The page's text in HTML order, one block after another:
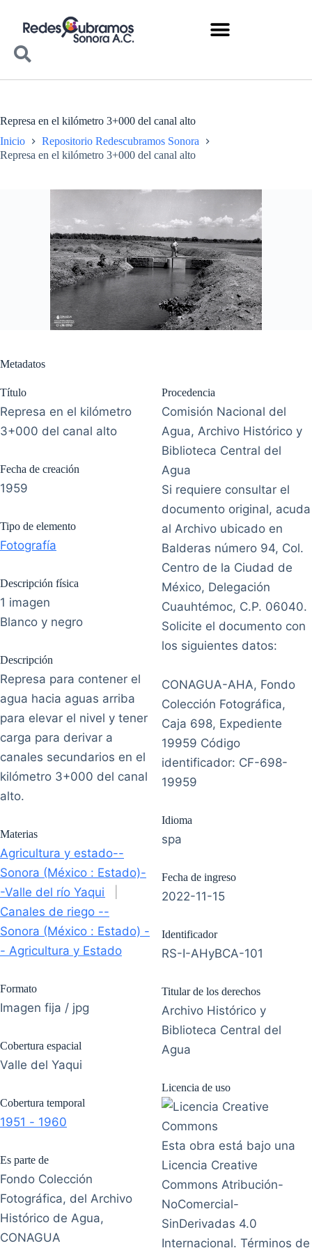
Represa en el kilómetro 3+000 del canal alto
Inicio
Repositorio Redescubramos Sonora
Represa en el kilómetro 3+000 del canal alto
Metadatos
Título
Represa en el kilómetro
3+000 del canal alto
Fecha de creación
1959
Tipo de elemento
Fotografía
Descripción física
1 imagen
Blanco y negro
Descripción
Represa para contener el
agua hacia aguas arriba
para elevar el nivel y tener
carga para derivar a
canales secundarios en el
kilómetro 3+000 del canal
alto.
Materias
Agricultura y estado--
Sonora (México : Estado)-
-Valle del río Yaqui
Canales de riego --
Sonora (México : Estado) -
- Agricultura y Estado
Formato
Imagen fija / jpg
Cobertura espacial
Valle del Yaqui
Cobertura temporal
1951 - 1960
Es parte de
Fondo Colección
Fotográfica, del Archivo
Histórico de Agua,
CONAGUA
Procedencia
Comisión Nacional del
Agua, Archivo Histórico y
Biblioteca Central del
Agua
Si requiere consultar el
documento original, acuda
al Archivo ubicado en
Balderas número 94, Col.
Centro de la Ciudad de
México, Delegación
Cuauhtémoc, C.P. 06040.
Solicite el documento con
los siguientes datos:
CONAGUA-AHA, Fondo
Colección Fotográfica,
Caja 698, Expediente
19959 Código
identificador: CF-698-
19959
Idioma
spa
Fecha de ingreso
2022-11-15
Identificador
RS-I-AHyBCA-101
Titular de los derechos
Archivo Histórico y
Biblioteca Central del
Agua
Licencia de uso
Esta obra está bajo una
Licencia Creative
Commons Atribución-
NoComercial-
SinDerivadas 4.0
Internacional. Términos de